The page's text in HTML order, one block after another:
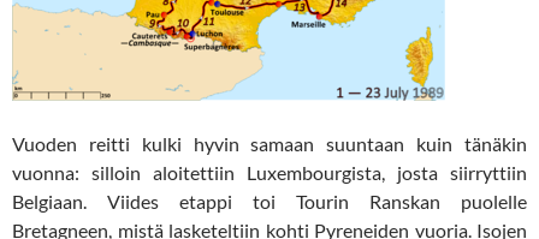
Vuoden reitti kulki hyvin samaan suuntaan kuin tänäkin
vuonna: silloin aloitettiin Luxembourgista, josta siirryttiin
Belgiaan. Viides etappi toi Tourin Ranskan puolelle
Bretagneen, mistä lasketeltiin kohti Pyreneiden vuoria. Isojen